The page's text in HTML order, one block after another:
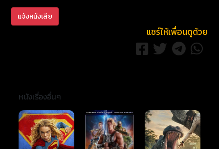
แจ้งหนังเสีย
แชร์ให้เพื่อนดูด้วย
หนังเรื่องอื่นๆ